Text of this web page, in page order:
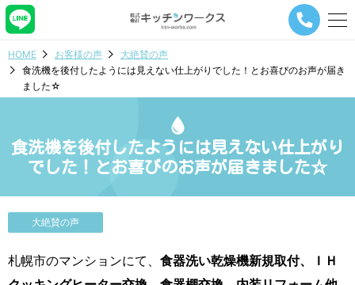
メ
ー
ビ
シ
ョ
タ
HOME お客様の声
大絶賛の声
食洗機を後付したようには見えない仕上がりでした！とお喜びのお声が届き
ました☆
食洗機を後付したようには見えない仕上がり
でした！とお喜びのお声が届きました☆
大絶賛の声
札幌市のマンションにて、 食器洗い乾燥機新規取付、ＩＨ